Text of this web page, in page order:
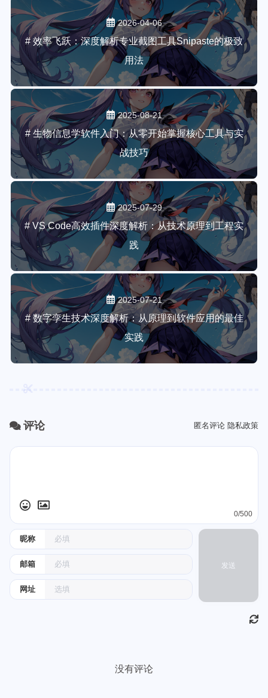
2026-04-06
# 效率飞跃：深度解析专业截图工具Snipaste的极致
用法
2025-08-21
# 生物信息学软件入门：从零开始掌握核心工具与实
战技巧
2025-07-29
# VS Code高效插件深度解析：从技术原理到工程实
践
2025-07-21
# 数字孪生技术深度解析：从原理到软件应用的最佳
实践
评论 匿名评论 隐私政策
昵称
邮箱
网址
0/500
发送
没有评论